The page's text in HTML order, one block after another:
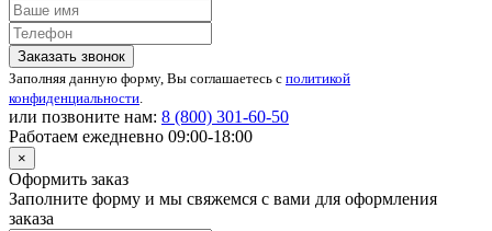
Заказать звонок
Заполняя данную форму, Вы соглашаетесь с политикой
конфиденциальности.
или позвоните нам: 8 (800) 301-60-50
Работаем ежедневно 09:00-18:00
×
Оформить заказ
Заполните форму и мы свяжемся с вами для оформления
заказа